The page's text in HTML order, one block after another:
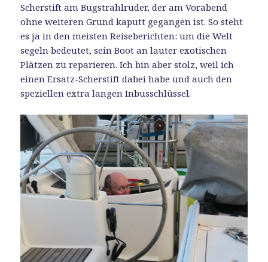
Scherstift am Bugstrahlruder, der am Vorabend
ohne weiteren Grund kaputt gegangen ist. So steht
es ja in den meisten Reiseberichten: um die Welt
segeln bedeutet, sein Boot an lauter exotischen
Plätzen zu reparieren. Ich bin aber stolz, weil ich
einen Ersatz-Scherstift dabei habe und auch den
speziellen extra langen Inbusschlüssel.